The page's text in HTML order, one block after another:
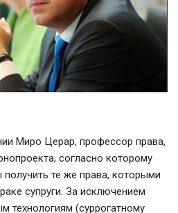
Миро Церар, профессор права,
согласно которому
те же права, которыми
супруги. За исключением
технологиям (суррогатному